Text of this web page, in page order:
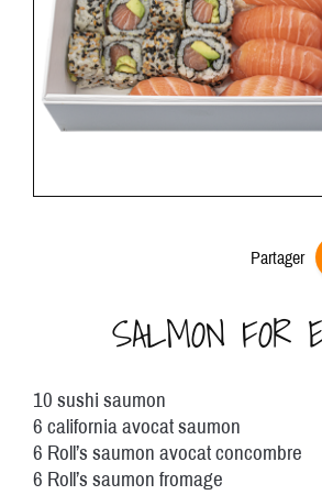
Partager
SALMON FOR
10 sushi saumon
6 california avocat saumon
6 Roll’s saumon avocat concombre
6 Roll’s saumon fromage